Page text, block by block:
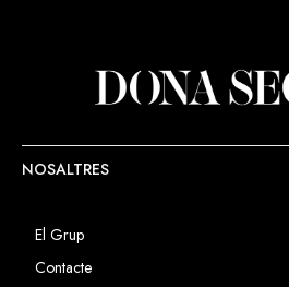
NOSALTRES
El Grup
Contacte